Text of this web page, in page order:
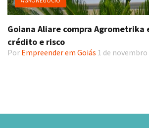
Goiana Aliare compra Agrometrika
crédito e risco
Por Empreender em Goiás 1 de novembro